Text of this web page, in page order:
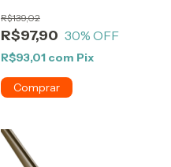
R$97,90
R$139,02
30% OFF
R$93,01 com Pix